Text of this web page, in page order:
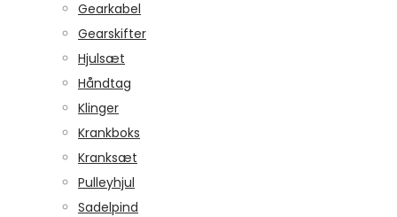
Gearkabel
Gearskifter
Hjulsæt
Håndtag
Klinger
Krankboks
Kranksæt
Pulleyhjul
Sadelpind